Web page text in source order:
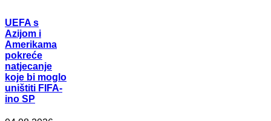
UEFA s
Azijom i
Amerikama
pokreće
natjecanje
koje bi moglo
uništiti FIFA-
ino SP